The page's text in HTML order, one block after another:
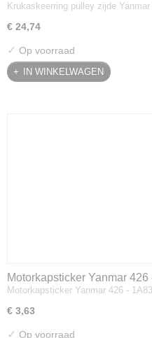
Deere - 119934-01800
Krukaskeerring pulley zijde
€ 24,74
✓ Op voorraad
IN WINKELWAGEN
Motorkapsticker Yanmar
Motorkapsticker Yanmar 426 -
€ 3,63
✓ Op voorraad